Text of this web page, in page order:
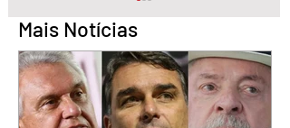
Mais Notícias